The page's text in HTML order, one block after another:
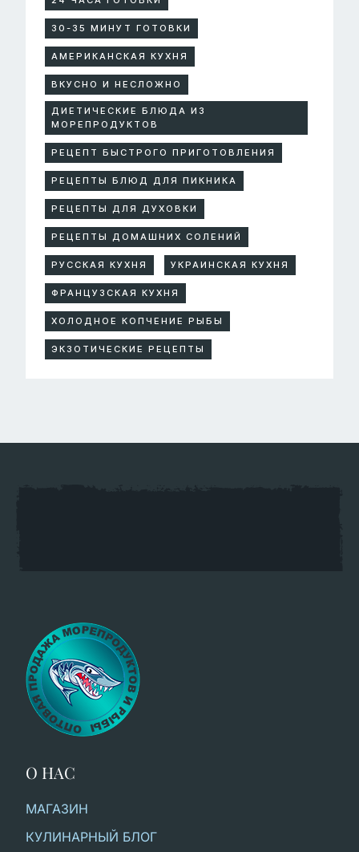
30-35 МИНУТ ГОТОВКИ
АМЕРИКАНСКАЯ КУХНЯ
ВКУСНО И НЕСЛОЖНО
ДИЕТИЧЕСКИЕ БЛЮДА ИЗ
МОРЕПРОДУКТОВ
РЕЦЕПТ БЫСТРОГО ПРИГОТОВЛЕНИЯ
РЕЦЕПТЫ БЛЮД ДЛЯ ПИКНИКА
РЕЦЕПТЫ ДЛЯ ДУХОВКИ
РЕЦЕПТЫ ДОМАШНИХ СОЛЕНИЙ
РУССКАЯ КУХНЯ УКРАИНСКАЯ КУХНЯ
ФРАНЦУЗСКАЯ КУХНЯ
ХОЛОДНОЕ КОПЧЕНИЕ РЫБЫ
ЭКЗОТИЧЕСКИЕ РЕЦЕПТЫ
О НАС
МАГАЗИН
КУЛИНАРНЫЙ БЛОГ